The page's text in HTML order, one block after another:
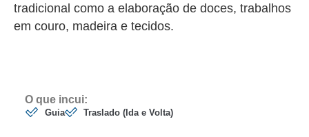
tradicional como a elaboração de doces, trabalhos
em couro, madeira e tecidos.
O que incui:
Guia Traslado (Ida e Volta)